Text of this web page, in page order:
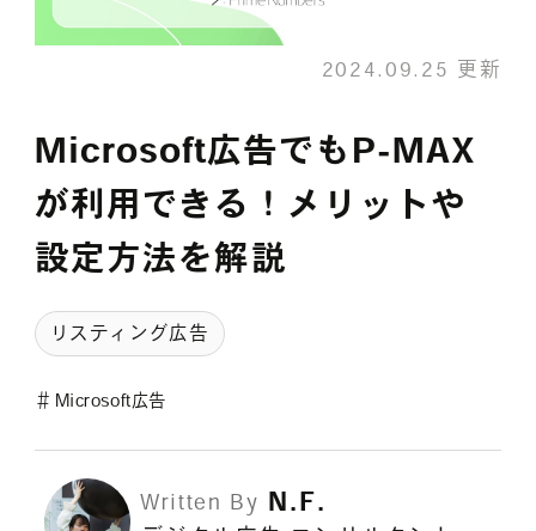
会社情報
採用情報
各種ご相談 資料ダウンロード
セミナー申し込み
2024.09.25 更新
Microsoft広告でもP-MAX
が利用できる！メリットや
設定方法を解説
リスティング広告
＃ Microsoft広告
Written By N.F.